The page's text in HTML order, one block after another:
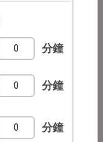
分鐘
分鐘
分鐘
分鐘
分鐘